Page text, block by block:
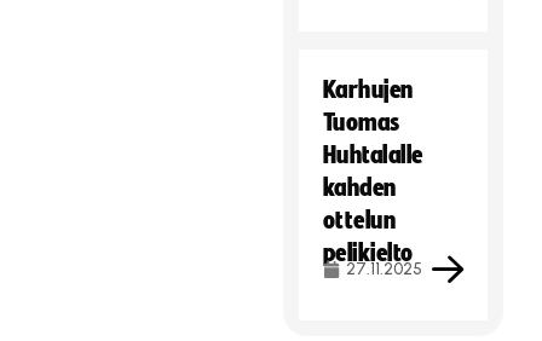
Karhujen
Tuomas
Huhtalalle
kahden
ottelun
pelikielto
27.11.2025